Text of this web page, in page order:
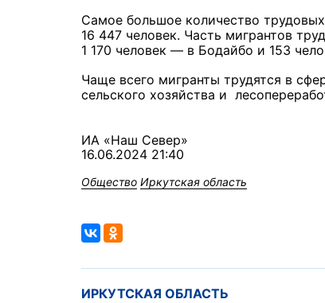
Самое большое количество
16 447 человек. Часть мигрантов
1 170 человек — в Бодайбо и 153
Чаще всего мигранты трудятся в
сельского хозяйства и
ИА «Наш Север»
16.06.2024 21:40
Общество Иркутская область
ИРКУТСКАЯ ОБЛАСТЬ